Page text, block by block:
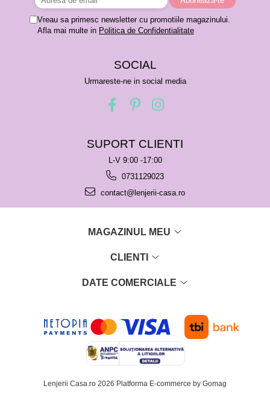
Vreau sa primesc newsletter cu promotiile magazinului.
Afla mai multe in Politica de Confidentialitate
SOCIAL
Urmareste-ne in social media
SUPORT CLIENTI
L-V 9:00 -17:00
0731129023
contact@lenjerii-casa.ro
MAGAZINUL MEU
CLIENTI
DATE COMERCIALE
Lenjerii Casa.ro 2026 Platforma E-commerce by Gomag